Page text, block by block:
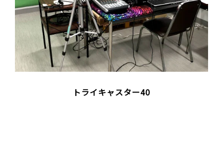
トライキャスター40